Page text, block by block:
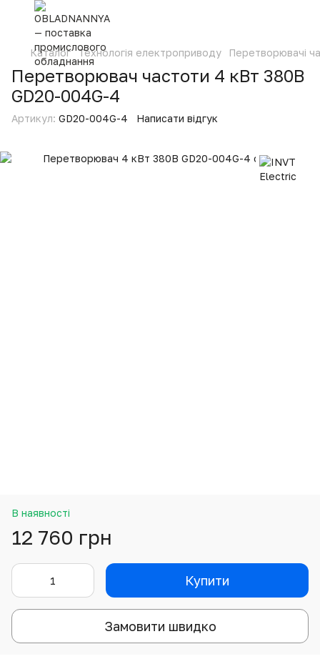
Каталог Технологія електроприводу Перетворювачі
Перетворювач частоти 4 кВт 380В
GD20-004G-4
Артикул: GD20-004G-4 Написати відгук
В наявності
12 760 грн
Купити
Замовити швидко